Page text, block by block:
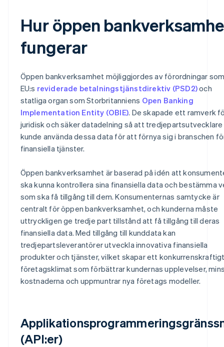
Hur öppen
fungerar
Öppen bankverksamhet möjliggjordes av förordningar
EU:s reviderade betalningstjänstdirektiv (PSD2)och
statliga organ som Storbritanniens Open Banking
Implementation Entity (OBIE). De skapade ett ramverk
juridisk och säker datadelning så att tredjepartsutvecklare
kunde använda dessa data för att förnya sig i branschen
finansiella tjänster.
Öppen bankverksamhet är baserad på idén att
ska kunna kontrollera sina finansiella data och bestämma
som ska få tillgång till dem. Konsumenternas samtycke är
centralt för öppen bankverksamhet, och kunderna måste
uttryckligen ge tredje part tillstånd att få tillgång till deras
finansiella data. Med tillgång till kunddata kan
tredjepartsleverantörer utveckla innovativa finansiella
produkter och tjänster, vilket skapar ett
företagsklimat som förbättrar kundernas upplevelser,
kostnaderna och uppmuntrar nya företags modeller.
(API:er)